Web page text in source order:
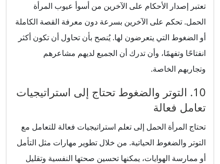
تعتبر إصدار الأحكام على الآخرين من أسوأ عيوب المرأة
الحمل. تحكم على الآخرين بسرعة دون معرفة القصة الكاملة
أو الضغوط التي يتعرضون لها. يُنصح بأن تحاول أن تكون أكثر
انفتاحًا وتفهمًا، وأن تدرك أن الجميع لديهم مشاعرهم
وتجاربهم الخاصة.
10. التوتر والضغوط تحتاج إلى استراتيجيات
تعامل فعالة
تحتاج المرأة الحمل إلى تعلم استراتيجيات فعالة للتعامل مع
التوتر والضغوط الحياتية. من خلال تطوير مهارات مثل التأمل
أو ممارسة الهوايات، يمكنها تحسين صحتها النفسية وتقليل